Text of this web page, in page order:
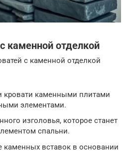
каменной отделкой
с каменной отделкой
кровати каменными плитами
элементами.
изголовья, которое станет
спальни.
каменных вставок в основании